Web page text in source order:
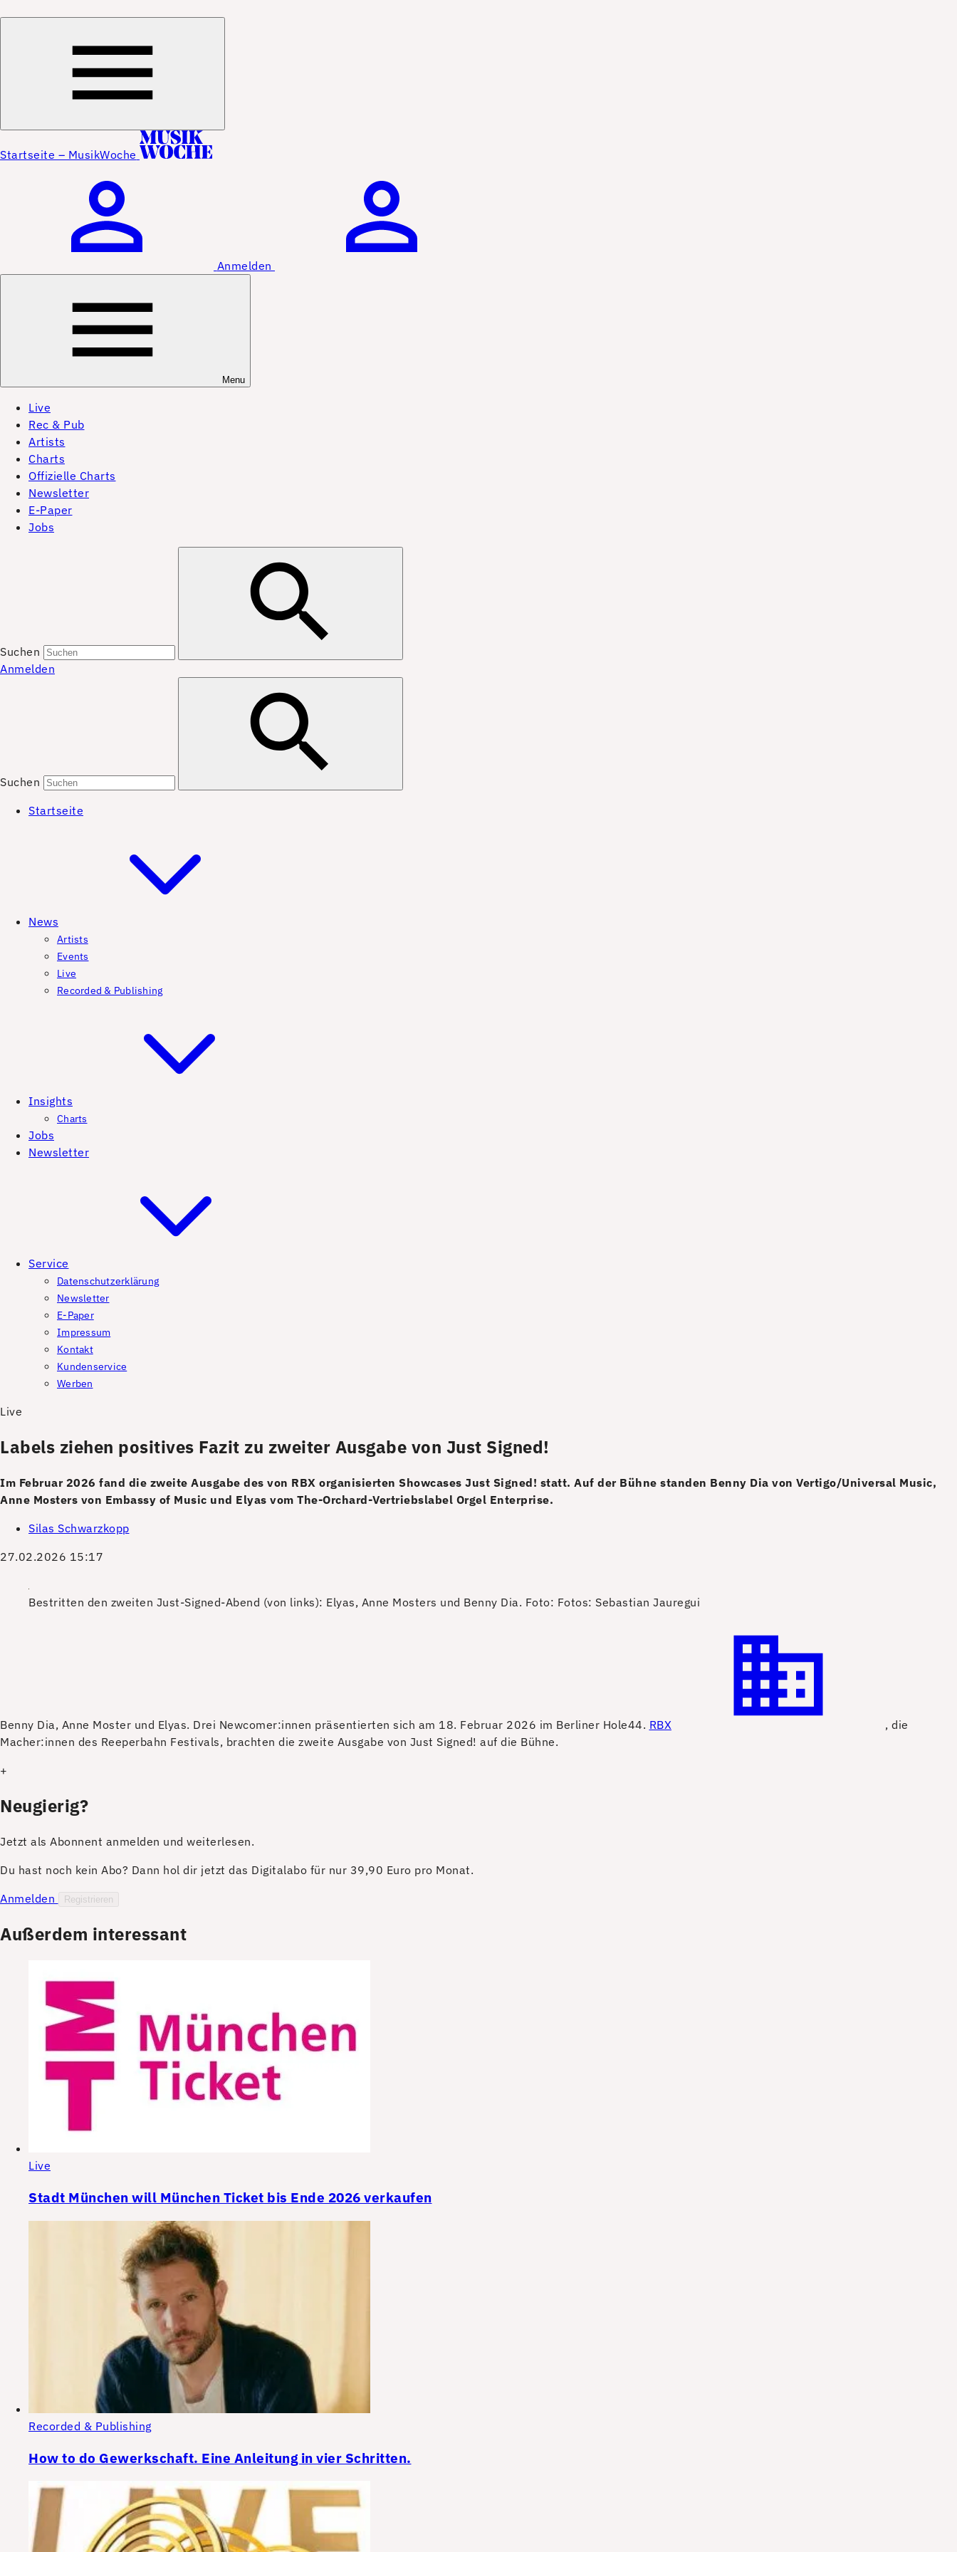
Startseite – MusikWoche
Anmelden
Menu
Live
Rec & Pub
Artists
Charts
Offizielle Charts
Newsletter
E-Paper
Jobs
Suchen
Anmelden
Suchen
Startseite
News
Artists
Events
Live
Recorded & Publishing
Insights
Charts
Jobs
Newsletter
Service
Datenschutzerklärung
Newsletter
E-Paper
Impressum
Kontakt
Kundenservice
Werben
Live
Labels ziehen positives Fazit zu zweiter Ausgabe von Just Signed!
Im Februar 2026 fand die zweite Ausgabe des von RBX organisierten Showcases Just Signed! statt. Auf der Bühne standen Benny Dia von Vertigo/Universal Music,
Anne Mosters von Embassy of Music und Elyas vom The-Orchard-Vertriebslabel Orgel Enterprise.
Silas Schwarzkopp
27.02.2026 15:17
Bestritten den zweiten Just-Signed-Abend (von links): Elyas, Anne Mosters und Benny Dia. Foto: Fotos: Sebastian Jauregui
Benny Dia, Anne Moster und Elyas. Drei Newcomer:innen präsentierten sich am 18. Februar 2026 im Berliner Hole44. RBX
, die
Macher:innen des Reeperbahn Festivals, brachten die zweite Ausgabe von Just Signed! auf die Bühne.
+
Neugierig?
Jetzt als Abonnent anmelden und weiterlesen.
Du hast noch kein Abo? Dann hol dir jetzt das Digitalabo für nur 39,90 Euro pro Monat.
Anmelden
Registrieren
Außerdem interessant
Live
Stadt München will München Ticket bis Ende 2026 verkaufen
Recorded & Publishing
How to do Gewerkschaft. Eine Anleitung in vier Schritten.